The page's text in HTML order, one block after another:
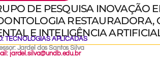
DE PESQUISA INOVAÇÃO
RESTAURADORA,
E INTELIGÊNCIA
TECNOLOGIAS APLICADAS
Jardel dos Santos Silva
jardel.silva@undb.edu.br